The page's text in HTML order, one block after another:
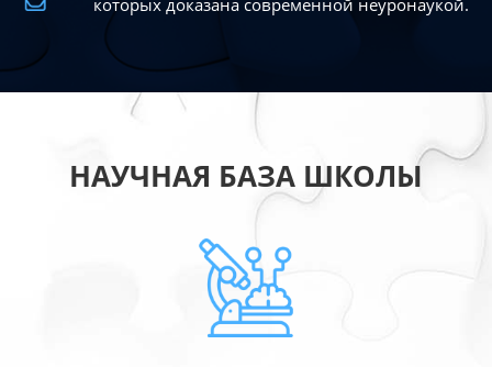
которых доказана современной неуронаукой.
НАУЧНАЯ БАЗА ШКОЛЫ